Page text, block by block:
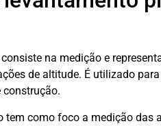
na medição e
de altitude. É utilizado
construção.
como foco a medição das